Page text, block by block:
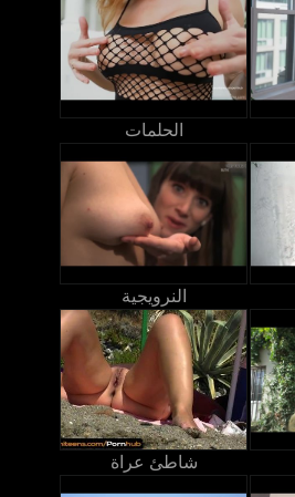
الحلمات
النرويجية
شاطئ عراة